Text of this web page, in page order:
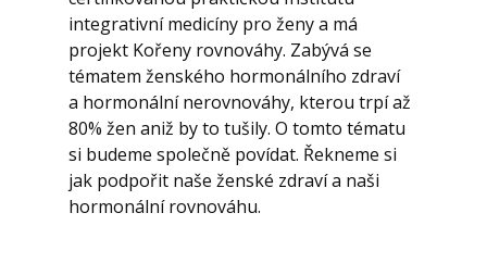
integrativní medicíny pro ženy a má
projekt Kořeny rovnováhy. Zabývá se
tématem ženského hormonálního zdraví
a hormonální nerovnováhy, kterou trpí až
80% žen aniž by to tušily. O tomto tématu
si budeme společně povídat. Řekneme si
jak podpořit naše ženské zdraví a naši
hormonální rovnováhu.